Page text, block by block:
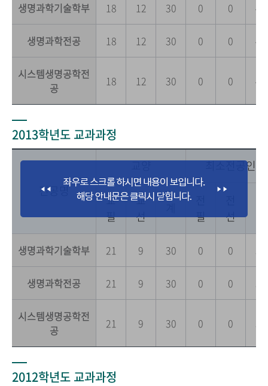
생명과학기술학부 18 12 30 0 0 42
생명과학전공 18 12 30 0 0 42
시스템생명공학전
공
18 12 30 0 0 42
2013학년도 교과과정
전공명
교양 최소전공인
교
필
교
선
필
선
생명과학기술학부 21 9 30 0 0
생명과학전공 21 9 30 0 0
시스템생명공학전
공
21 9 30 0 0
2012학년도 교과과정